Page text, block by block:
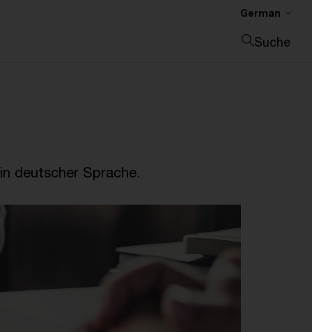
German
Suche
deutscher Sprache.